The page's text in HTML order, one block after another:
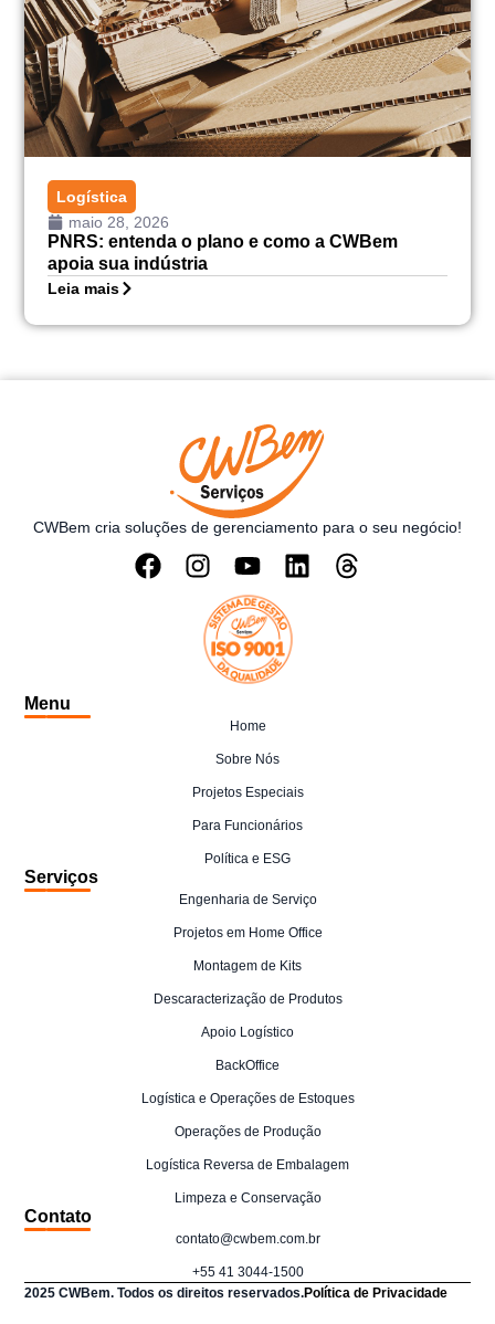
Logística
maio 28, 2026
PNRS: entenda o plano e como a CWBem
apoia sua indústria
Leia mais
CWBem cria soluções de gerenciamento para o seu negócio!
Menu
Home
Sobre Nós
Projetos Especiais
Para Funcionários
Política e ESG
Serviços
Engenharia de Serviço
Projetos em Home Office
Montagem de Kits
Descaracterização de Produtos
Apoio Logístico
BackOffice
Logística e Operações de Estoques
Operações de Produção
Logística Reversa de Embalagem
Limpeza e Conservação
Contato
contato@cwbem.com.br
+55 41 3044-1500
2025 CWBem. Todos os direitos reservados.Política de Privacidade